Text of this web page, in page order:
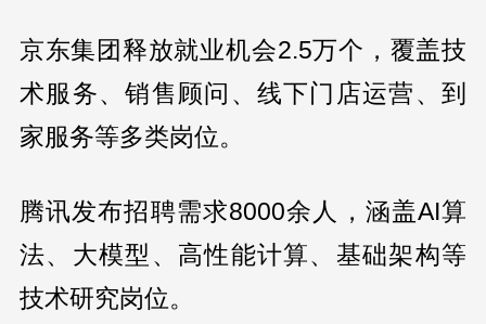
京东集团释放就业机会2.5万个，覆盖技
术服务、销售顾问、线下门店运营、到
家服务等多类岗位。
腾讯发布招聘需求8000余人，涵盖AI算
法、大模型、高性能计算、基础架构等
技术研究岗位。